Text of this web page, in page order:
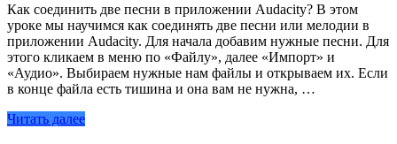
Как соединить две песни в приложении Audacity? В этом
уроке мы научимся как соединять две песни или мелодии в
приложении Audacity. Для начала добавим нужные песни. Для
этого кликаем в меню по «Файлу», далее «Импорт» и
«Аудио». Выбираем нужные нам файлы и открываем их. Если
в конце файла есть тишина и она вам не нужна, …
Читать далее